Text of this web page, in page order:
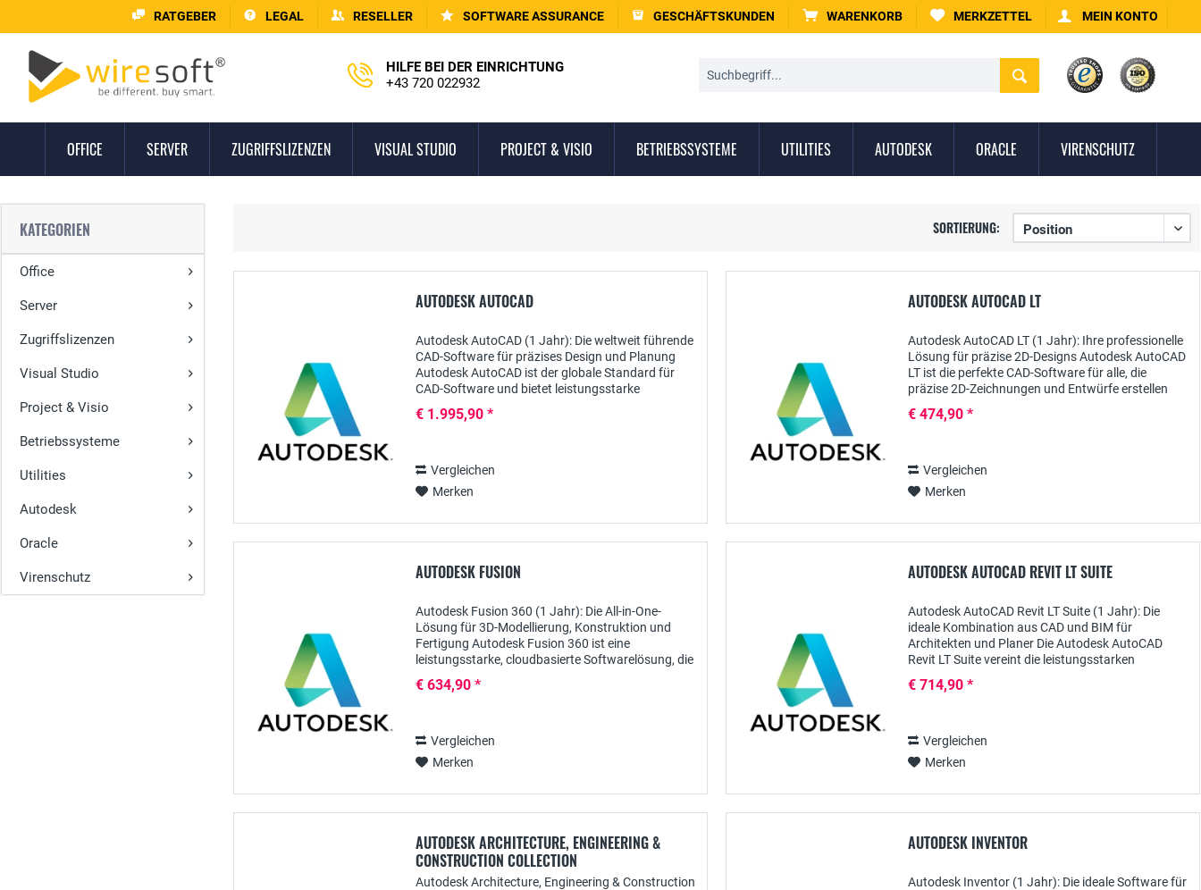
RATGEBER LEGAL RESELLER SOFTWARE ASSURANCE GESCHÄFTSKUNDEN WARENKORB MERKZETTEL MEIN KONTO
HILFE BEI DER EINRICHTUNG
+43 720 022932
OFFICE SERVER ZUGRIFFSLIZENZEN VISUAL STUDIO PROJECT & VISIO BETRIEBSSYSTEME UTILITIES AUTODESK ORACLE VIRENSCHUTZ
KATEGORIEN
Office
Server
Zugriffslizenzen
Visual Studio
Project & Visio
Betriebssysteme
Utilities
Autodesk
Oracle
Virenschutz
SORTIERUNG:
AUTODESK AUTOCAD
Autodesk AutoCAD (1 Jahr): Die weltweit führende
CAD-Software für präzises Design und Planung
Autodesk AutoCAD ist der globale Standard für
CAD-Software und bietet leistungsstarke
Planungen...
€ 1.995,90 *
Vergleichen
Merken
AUTODESK AUTOCAD LT
Autodesk AutoCAD LT (1 Jahr): Ihre professionelle
Lösung für präzise 2D-Designs Autodesk AutoCAD
LT ist die perfekte CAD-Software für alle, die
präzise 2D-Zeichnungen und Entwürfe erstellen
€ 474,90 *
Vergleichen
Merken
AUTODESK FUSION
Autodesk Fusion 360 (1 Jahr): Die All-in-One-
Lösung für 3D-Modellierung, Konstruktion und
Fertigung Autodesk Fusion 360 ist eine
leistungsstarke, cloudbasierte Softwarelösung, die
Simulation und...
€ 634,90 *
Vergleichen
Merken
AUTODESK AUTOCAD REVIT LT SUITE
Autodesk AutoCAD Revit LT Suite (1 Jahr): Die
ideale Kombination aus CAD und BIM für
Architekten und Planer Die Autodesk AutoCAD
Revit LT Suite vereint die leistungsstarken
Zeichnungen und Revit...
€ 714,90 *
Vergleichen
Merken
AUTODESK ARCHITECTURE, ENGINEERING &
CONSTRUCTION COLLECTION
Autodesk Architecture, Engineering & Construction
AUTODESK INVENTOR
Autodesk Inventor (1 Jahr): Die ideale Software für